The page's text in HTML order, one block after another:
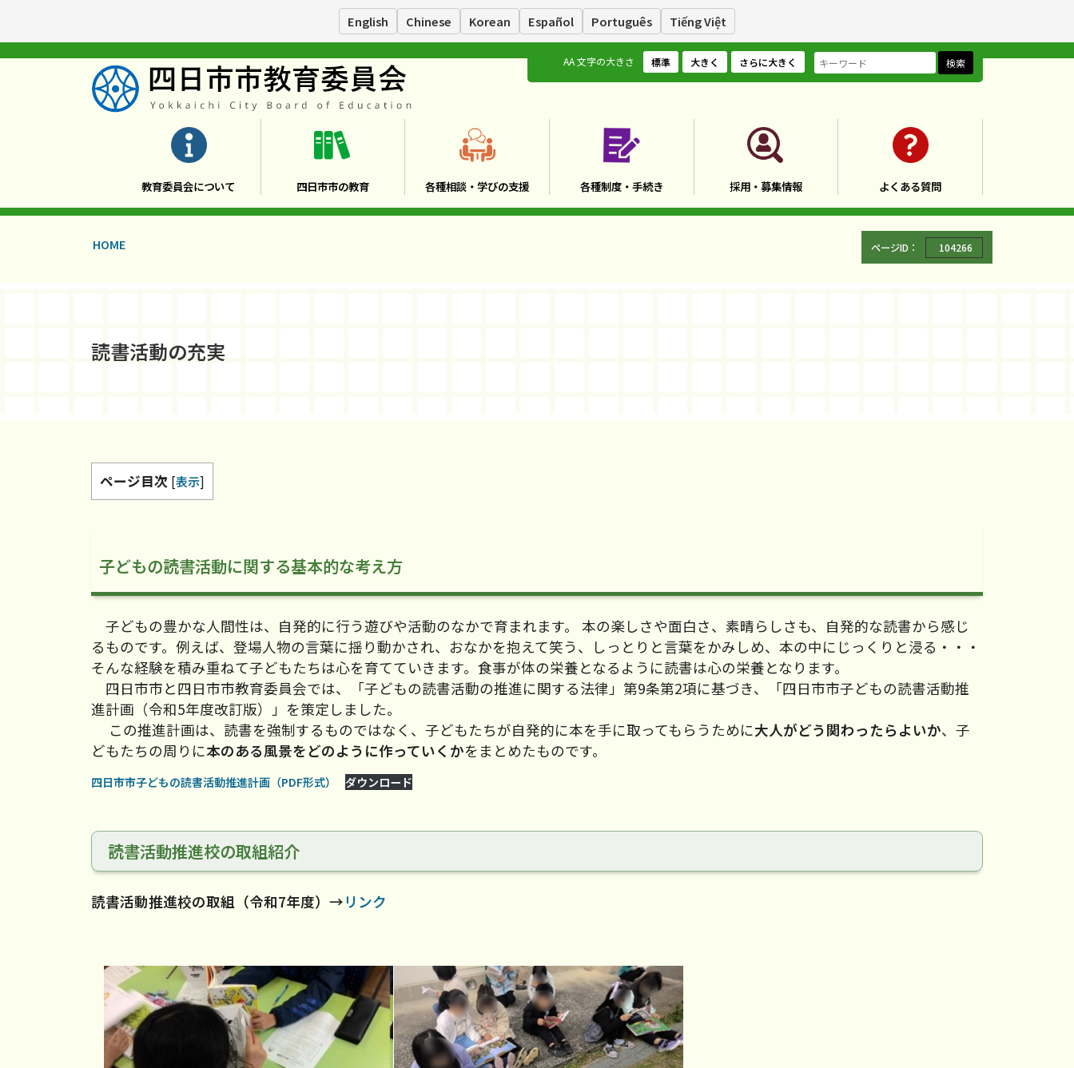
English Chinese Korean Español Português Tiếng Việt
AA文字の大きさ 標準 大きく さらに大きく 検索
教育委員会について 四日市市の教育 各種相談・学びの支援 各種制度・手続き 採用・募集情報 よくある質問
HOME ページID： 104266
読書活動の充実
ページ目次 [表示]
子どもの読書活動に関する基本的な考え方
子どもの豊かな人間性は、自発的に行う遊びや活動のなかで育まれます。 本の楽しさや面白さ、素晴らしさも、自発的な読書から感じ
るものです。例えば、登場人物の言葉に揺り動かされ、おなかを抱えて笑う、しっとりと言葉をかみしめ、本の中にじっくりと浸る・・・
そんな経験を積み重ねて子どもたちは心を育てていきます。食事が体の栄養となるように読書は心の栄養となります。
四日市市と四日市市教育委員会では、「子どもの読書活動の推進に関する法律」第9条第2項に基づき、「四日市市子どもの読書活動推
進計画（令和5年度改訂版）」を策定しました。
この推進計画は、読書を強制するものではなく、子どもたちが自発的に本を手に取ってもらうために大人がどう関わったらよいか、子
どもたちの周りに本のある風景をどのように作っていくかをまとめたものです。
四日市市子どもの読書活動推進計画（PDF形式） ダウンロード
読書活動推進校の取組紹介
読書活動推進校の取組（令和7年度）→リンク